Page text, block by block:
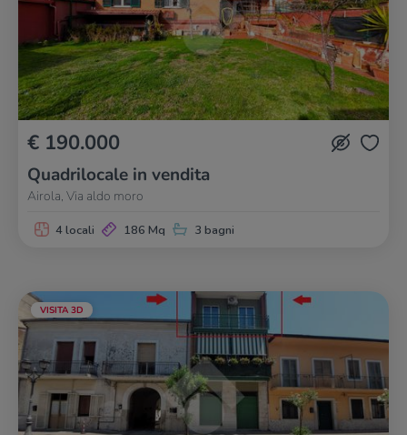
€ 190.000
Quadrilocale in vendita
Airola, Via aldo moro
4 locali 186 Mq 3 bagni
VISITA 3D